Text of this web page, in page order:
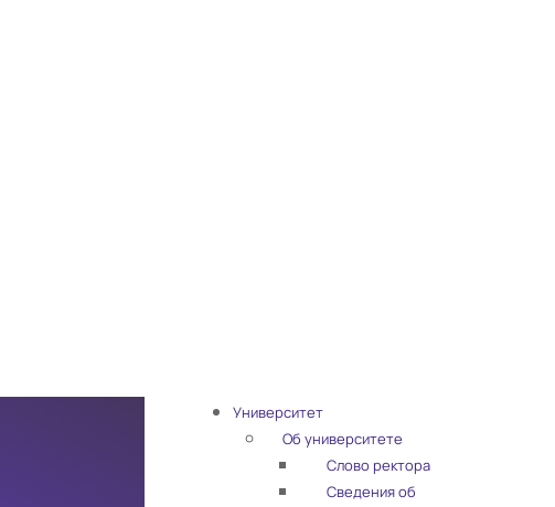
Университет
Об университете
Слово ректора
Сведения об